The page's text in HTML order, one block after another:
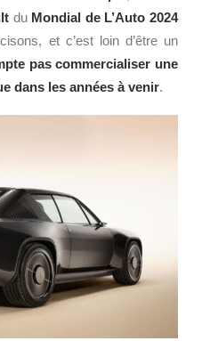
du Mondial de L’Auto 2024
et c’est loin d’être un
pas commercialiser une
dans les années à venir.